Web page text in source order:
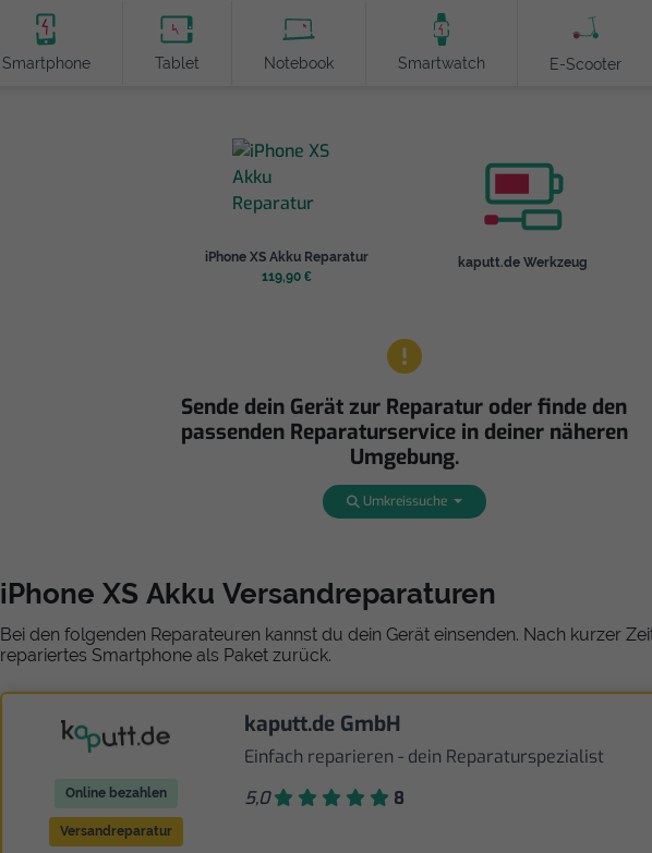
Smartphone Tablet Notebook Smartwatch E-Scooter
iPhone XS Akku Reparatur
119,90 €
kaputt.de Werkzeug
Sende dein Gerät zur Reparatur oder finde den
passenden Reparaturservice in deiner näheren
Umgebung.
Umkreissuche
iPhone XS Akku Versandreparaturen
Bei den folgenden Reparateuren kannst du dein Gerät einsenden. Nach kurzer
repariertes Smartphone als Paket zurück.
Online bezahlen
Versandreparatur
kaputt.de GmbH
Einfach reparieren - dein Reparaturspezialist
5,0
8